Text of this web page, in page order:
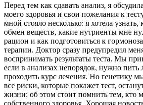
Перед тем как сдавать анализ, я
моего здоровья и свои пожелания к
мной стояло несколько: я хотела узнать,
обмен веществ, какие нутриенты мне
рацион и как подготовиться к
терапии. Доктор сразу предупредил
воспринимать результаты теста. Мы
если в анализах непорядок, нужно пить
проходить курс лечения. Но генетику
все риски, которые покажет тест,
жизни: об этом стоит помнить тем, кто
собственного здоровья. Хорошая